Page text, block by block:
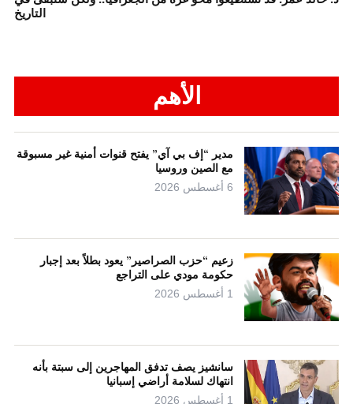
التاريخ
الأهم
مدير “إف بي آي” يفتح قنوات أمنية غير مسبوقة
مع الصين وروسيا
6 أغسطس 2026
زعيم “حزب الصراصير” يعود بطلاً بعد إجبار
حكومة مودي على التراجع
1 أغسطس 2026
سانشيز يصف تدفق المهاجرين إلى سبتة بأنه
انتهاك لسلامة أراضي إسبانيا
1 أغسطس 2026